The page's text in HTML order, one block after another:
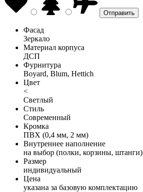
Фасад
Зеркало
Материал корпуса
ДСП
Фурнитура
Boyard, Blum, Hettich
Цвет
<
Светлый
Стиль
Современный
Кромка
ПВХ (0,4 мм, 2 мм)
Внутреннее наполнение
на выбор (полки, корзины, штанги)
Размер
индивидуальный
Цена
указана за базовую комплектацию